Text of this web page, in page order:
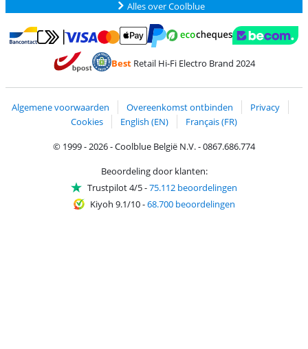
Alles over Coolblue
Betalen met Bancontact
Betalen met MasterCard en Visa via ClickToPay
Betalen met PayPal
BestRetail Hi-Fi Electro Brand 2024
Algemene voorwaarden Overeenkomst ontbinden
Privacy
Cookies
English (EN)
Français (FR)
© 1999 - 2026 - Coolblue België N.V. - 0867.686.774
Beoordeling door klanten:
Trustpilot 4/5-75.112 beoordelingen
Kiyoh 9.1/10-68.700 beoordelingen